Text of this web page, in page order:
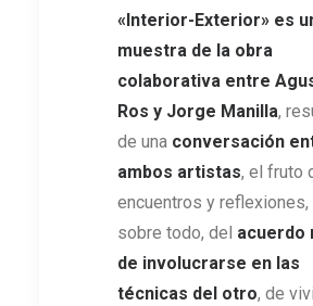
«Interior-Exterior» es
muestra de la obra
colaborativa entre
Ros y Jorge Manilla,
de una conversación
ambos artistas, el fruto
encuentros y reflexiones,
sobre todo, del acuerdo
de involucrarse en las
técnicas del otro, de